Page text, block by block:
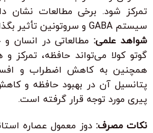
تمرکز شود. برخی مطالعات نشان
سیستم GABA و سروتونین تأثیر بگذارد.
شواهد علمی:مطالعاتی در انسان و
گوتو کولا می‌تواند حافظه، تمرکز
همچنین به کاهش اضطراب و
پتانسیل آن در بهبود حافظه و
پیری مورد توجه قرار گرفته است.
نکات مصرف: دوز معمول عصاره